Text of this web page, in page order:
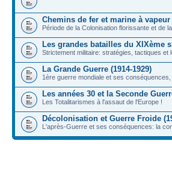
Chemins de fer et marine à vapeur
Période de la Colonisation florissante et de
Les grandes batailles du XIXème
Strictement militaire: stratégies, tactiques
La Grande Guerre (1914-1929)
1ère guerre mondiale et ses
Les années 30 et la Seconde
Les Totalitarismes à l'assaut de l'Europe !
Décolonisation et Guerre Froide
L'après-Guerre et ses conséquences: la